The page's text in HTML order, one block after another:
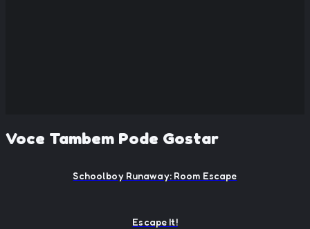
Voce Tambem Pode Gostar
Schoolboy Runaway: Room Escape
Escape It!